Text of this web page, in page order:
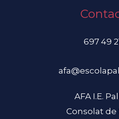
697 49
AFA I.E.
Consolat de